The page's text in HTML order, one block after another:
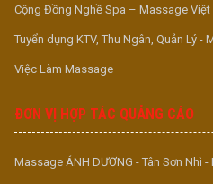
Cộng Đồng Nghề Spa – Massage Việt
Tuyển dụng KTV, Thu Ngân, Quản Lý
Việc Làm Massage
ĐƠN VỊ HỢP TÁC QUẢNG CÁO
Massage ÁNH DƯƠNG - Tân Sơn Nhì -